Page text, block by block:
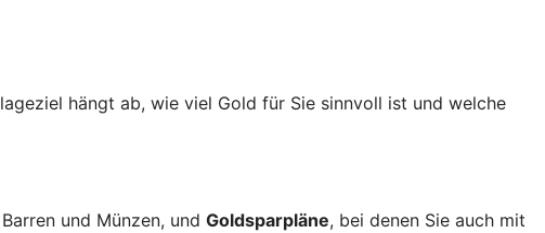
hängt ab, wie viel Gold für Sie sinnvoll ist und welche
und Münzen, und Goldsparpläne, bei denen Sie auch mit